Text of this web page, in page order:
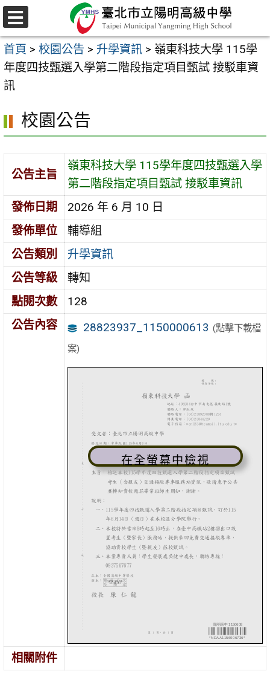
跳
至
主
要
內
區
選
單
首頁 > 校園公告 > 升學資訊 > 嶺東科技大學 115學
年度四技甄選入學第二階段指定項目甄試 接駁車資
訊
校園公告
公告主旨
嶺東科技大學 115學年度四技甄選入學
第二階段指定項目甄試 接駁車資訊
發佈日期
2026 年 6 月 10 日
發佈單位
輔導組
公告類別
升學資訊
公告等級
轉知
點閱次數
128
公告內容
28823937_1150000613 (點擊下載檔
案)
在全螢幕中檢視
相關附件